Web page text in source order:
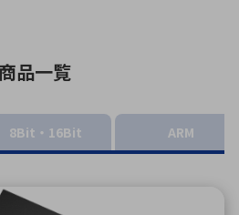
こから始まる最新技術
星通信
検索
商品一覧
8Bit・16Bit ARM